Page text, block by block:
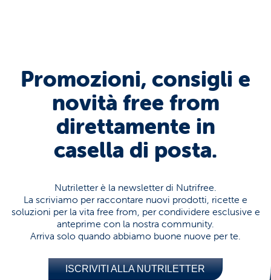
Promozioni, consigli e
novità free from
direttamente in
casella di posta.
Nutriletter è la newsletter di Nutrifree.
La scriviamo per raccontare nuovi prodotti, ricette e
soluzioni per la vita free from, per condividere esclusive e
anteprime con la nostra community.
Arriva solo quando abbiamo buone nuove per te.
ISCRIVITI ALLA NUTRILETTER